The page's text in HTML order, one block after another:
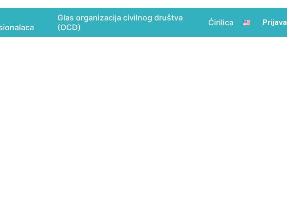
Glas organizacija civilnog društva
(OCD)
Ćirilica Prijava